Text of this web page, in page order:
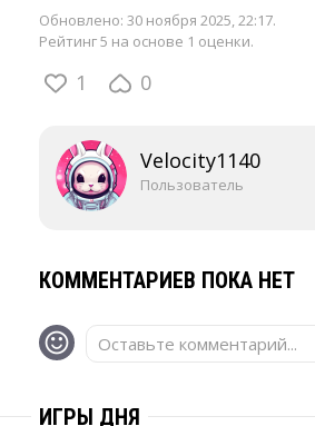
Обновлено: 30 ноября 2025, 22:17.
Рейтинг 5 на основе 1 оценки.
1 0
Velocity1140
Пользователь
КОММЕНТАРИЕВ ПОКА НЕТ
Оставьте комментарий...
ИГРЫ ДНЯ